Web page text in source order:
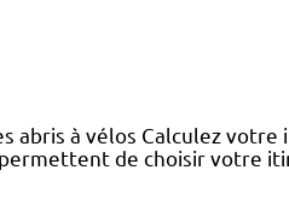
abris à vélos Calculez votre
de choisir votre